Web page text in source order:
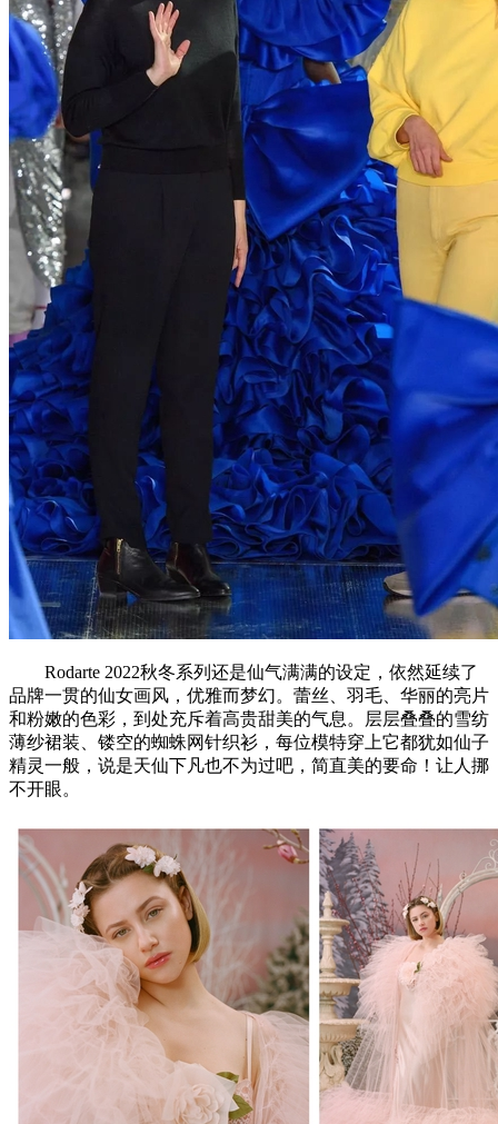
Rodarte 2022秋冬系列还是仙气满满的设定，依然延续了
品牌一贯的仙女画风，优雅而梦幻。蕾丝、羽毛、华丽的亮片
和粉嫩的色彩，到处充斥着高贵甜美的气息。层层叠叠的雪纺
薄纱裙装、镂空的蜘蛛网针织衫，每位模特穿上它都犹如仙子
精灵一般，说是天仙下凡也不为过吧，简直美的要命！让人挪
不开眼。